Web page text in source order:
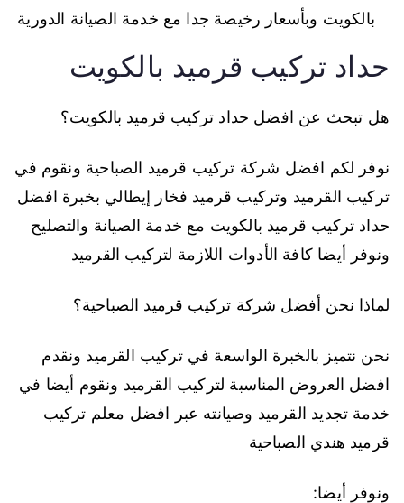
بالكويت وبأسعار رخيصة جدا مع خدمة الصيانة الدورية
حداد تركيب قرميد بالكويت
هل تبحث عن افضل حداد تركيب قرميد بالكويت؟
نوفر لكم افضل شركة تركيب قرميد الصباحية ونقوم في
تركيب القرميد وتركيب قرميد فخار إيطالي بخبرة افضل
حداد تركيب قرميد بالكويت مع خدمة الصيانة والتصليح
ونوفر أيضا كافة الأدوات اللازمة لتركيب القرميد
لماذا نحن أفضل شركة تركيب قرميد الصباحية؟
نحن نتميز بالخبرة الواسعة في تركيب القرميد ونقدم
افضل العروض المناسبة لتركيب القرميد ونقوم أيضا في
خدمة تجديد القرميد وصيانته عبر افضل معلم تركيب
قرميد هندي الصباحية
ونوفر أيضا: